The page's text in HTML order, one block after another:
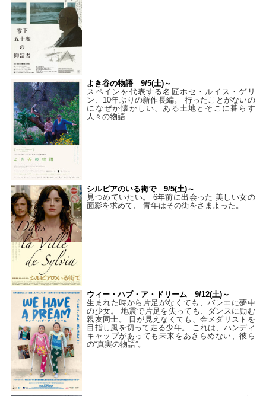
よき谷の物語 9/5(土)～
スペインを代表する名匠ホセ・ルイス・ゲリ
ン、10年ぶりの新作長編。 行ったことがないの
になぜか懐かしい、ある土地とそこに暮らす
人々の物語――
シルビアのいる街で 9/5(土)～
見つめていたい。 6年前に出会った 美しい女の
面影を求めて、 青年はその街をさまよった。
ウィー・ハブ・ア・ドリーム 9/12(土)～
生まれた時から片足がなくても、バレエに夢中
の少女。 地震で片足を失っても、ダンスに励む
親友同士。 目が見えなくても、金メダリストを
目指し風を切って走る少年。 これは、ハンディ
キャップがあっても未来をあきらめない、彼ら
の“真実の物語”。